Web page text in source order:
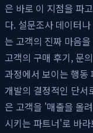
은 바로 이 지점을 파
다. 설문조사 데이터
는 고객의 진짜 마음
고객의 구매 후기, 문
과정에서 보이는 행동
개발의 결정적인 단서
은 고객을 '매출을 올
시키는 파트너'로 바